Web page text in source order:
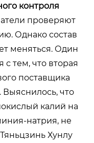
контроля
проверяют
Однако состав
меняться. Один
с тем, что вторая
поставщика
Выяснилось, что
калий на
натрия, не
Хунлу